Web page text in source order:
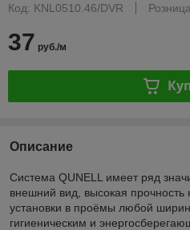
Код: KNL0510.46/DVR
Розница
37 руб./м
Описание
Система QUNELL имеет ряд
внешний вид, высокая прочность
установки в проёмы любой
гигиеническим и